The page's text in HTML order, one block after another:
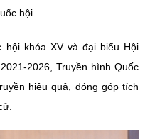
hội.
hội khóa XV và đại biểu Hội
2026, Truyền hình Quốc
hiệu quả, đóng góp tích